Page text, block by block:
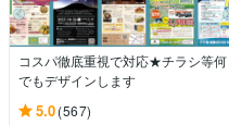
コスパ徹底重視で対応★チラシ等何
でもデザインします
5.0(567)